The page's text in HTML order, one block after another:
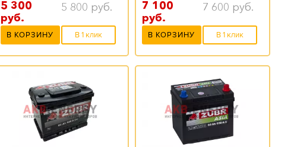
5 300
руб.
5 800 руб.
В КОРЗИНУ В 1 клик
7 100
руб.
7 600 руб.
В КОРЗИНУ В 1 клик